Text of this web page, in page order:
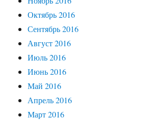
Октябрь 2016
Сентябрь 2016
Август 2016
Июль 2016
Июнь 2016
Май 2016
Апрель 2016
Март 2016